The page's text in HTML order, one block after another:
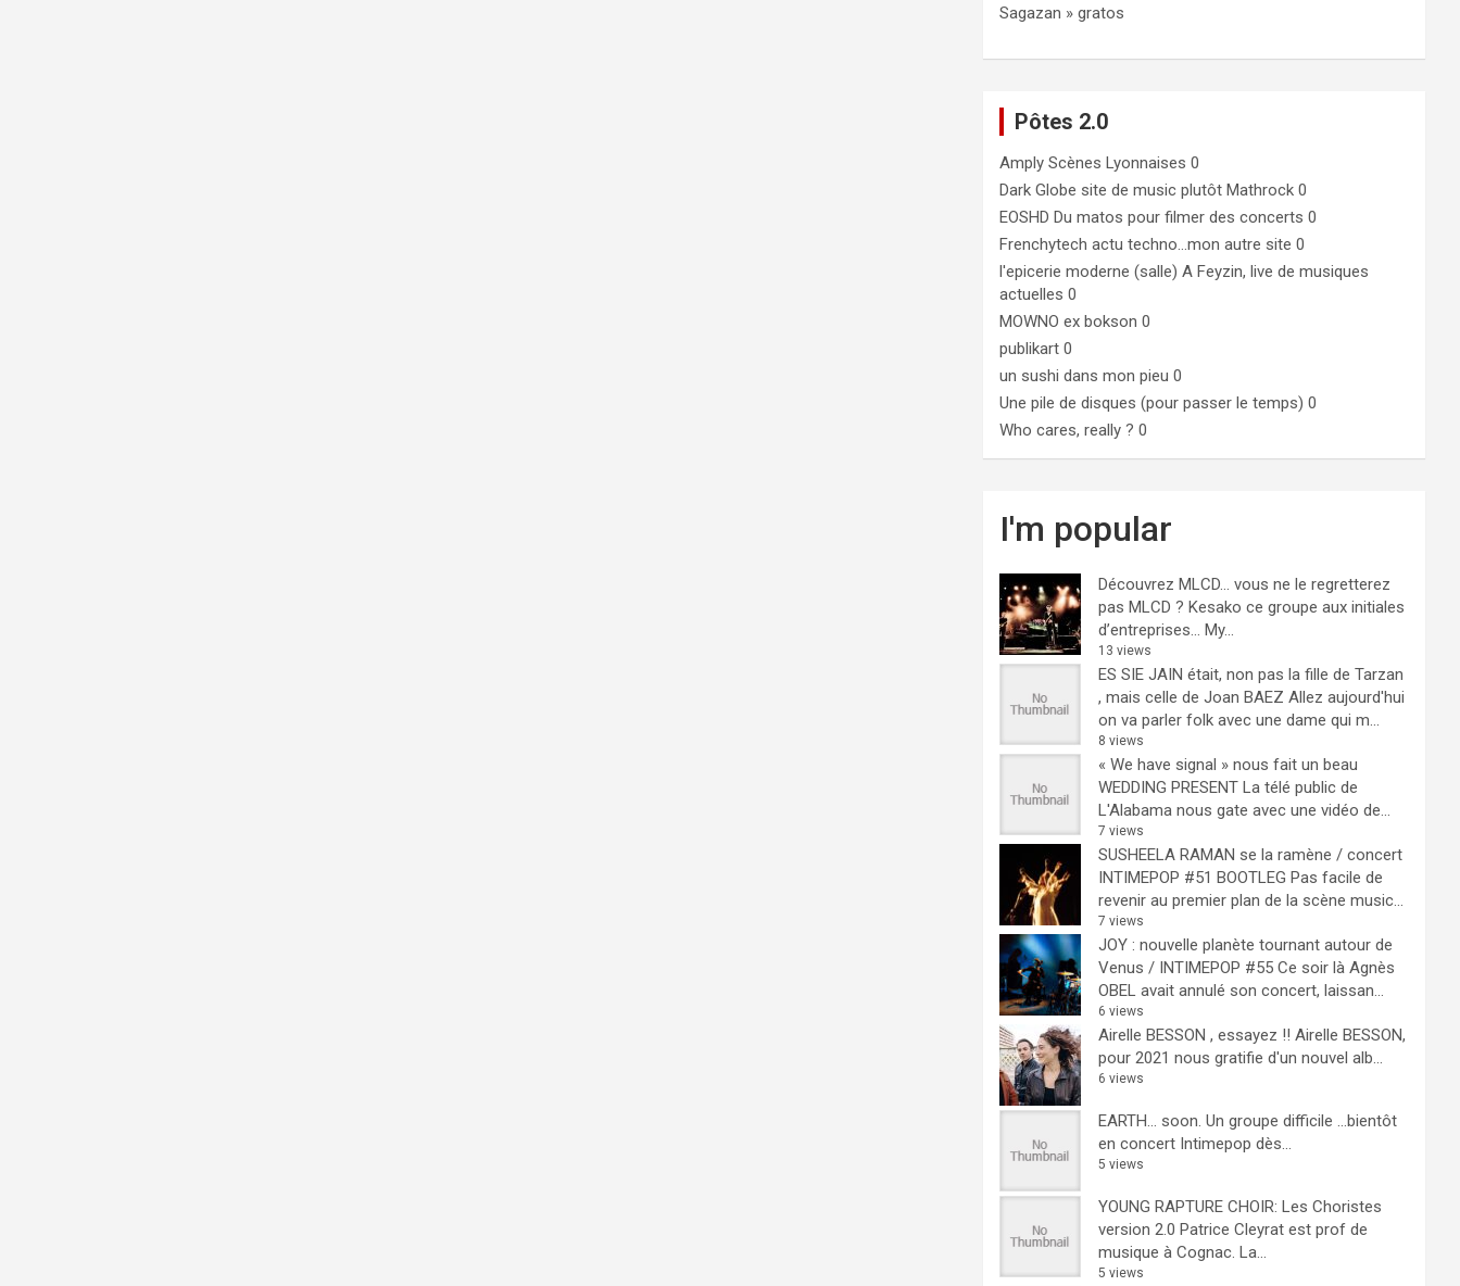
Sagazan » gratos
Pôtes 2.0
Amply Scènes Lyonnaises 0
Dark Globe site de music plutôt Mathrock 0
EOSHD Du matos pour filmer des concerts 0
Frenchytech actu techno…mon autre site 0
l'epicerie moderne (salle) A Feyzin, live de musiques
actuelles 0
MOWNO ex bokson 0
publikart 0
un sushi dans mon pieu 0
Une pile de disques (pour passer le temps) 0
Who cares, really ? 0
I'm popular
Découvrez MLCD… vous ne le regretterez
pas MLCD ? Kesako ce groupe aux initiales
d’entreprises… My...
13 views
ES SIE JAIN était, non pas la fille de Tarzan
, mais celle de Joan BAEZ Allez aujourd'hui
on va parler folk avec une dame qui m...
8 views
« We have signal » nous fait un beau
WEDDING PRESENT La télé public de
L'Alabama nous gate avec une vidéo de...
7 views
SUSHEELA RAMAN se la ramène / concert
INTIMEPOP #51 BOOTLEG Pas facile de
revenir au premier plan de la scène music...
7 views
JOY : nouvelle planète tournant autour de
Venus / INTIMEPOP #55 Ce soir là Agnès
OBEL avait annulé son concert, laissan...
6 views
Airelle BESSON , essayez !! Airelle BESSON,
pour 2021 nous gratifie d'un nouvel alb...
6 views
EARTH… soon. Un groupe difficile ...bientôt
en concert Intimepop dès...
5 views
YOUNG RAPTURE CHOIR: Les Choristes
version 2.0 Patrice Cleyrat est prof de
musique à Cognac. La...
5 views